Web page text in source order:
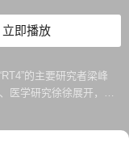
立即播放
的主要研究者梁峰
医学研究徐徐展开，把
。画面充满诗意，人物